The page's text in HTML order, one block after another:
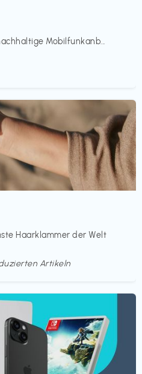
Mobilfunkanb...
Haarklammer der Welt
Artikeln